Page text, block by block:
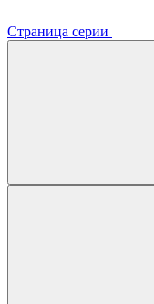
Страница серии